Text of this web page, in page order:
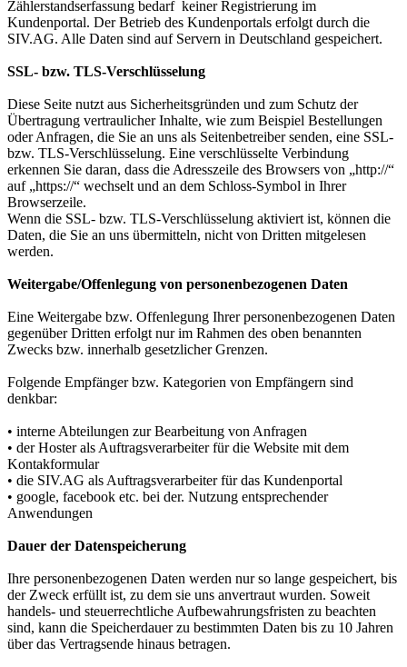
Zählerstandserfassung bedarf keiner Registrierung im
Kundenportal. Der Betrieb des Kundenportals erfolgt durch die
SIV.AG. Alle Daten sind auf Servern in Deutschland gespeichert.
SSL- bzw. TLS-Verschlüsselung
Diese Seite nutzt aus Sicherheitsgründen und zum Schutz der
Übertragung vertraulicher Inhalte, wie zum Beispiel Bestellungen
oder Anfragen, die Sie an uns als Seitenbetreiber senden, eine SSL-
bzw. TLS-Verschlüsselung. Eine verschlüsselte Verbindung
erkennen Sie daran, dass die Adresszeile des Browsers von „http://“
auf „https://“ wechselt und an dem Schloss-Symbol in Ihrer
Browserzeile.
Wenn die SSL- bzw. TLS-Verschlüsselung aktiviert ist, können die
Daten, die Sie an uns übermitteln, nicht von Dritten mitgelesen
werden.
Weitergabe/Offenlegung von personenbezogenen Daten
Eine Weitergabe bzw. Offenlegung Ihrer personenbezogenen Daten
gegenüber Dritten erfolgt nur im Rahmen des oben benannten
Zwecks bzw. innerhalb gesetzlicher Grenzen.
Folgende Empfänger bzw. Kategorien von Empfängern sind
denkbar:
• interne Abteilungen zur Bearbeitung von Anfragen
• der Hoster als Auftragsverarbeiter für die Website mit dem
Kontakformular
• die SIV.AG als Auftragsverarbeiter für das Kundenportal
• google, facebook etc. bei der. Nutzung entsprechender
Anwendungen
Dauer der Datenspeicherung
Ihre personenbezogenen Daten werden nur so lange gespeichert, bis
der Zweck erfüllt ist, zu dem sie uns anvertraut wurden. Soweit
handels- und steuerrechtliche Aufbewahrungsfristen zu beachten
sind, kann die Speicherdauer zu bestimmten Daten bis zu 10 Jahren
über das Vertragsende hinaus betragen.